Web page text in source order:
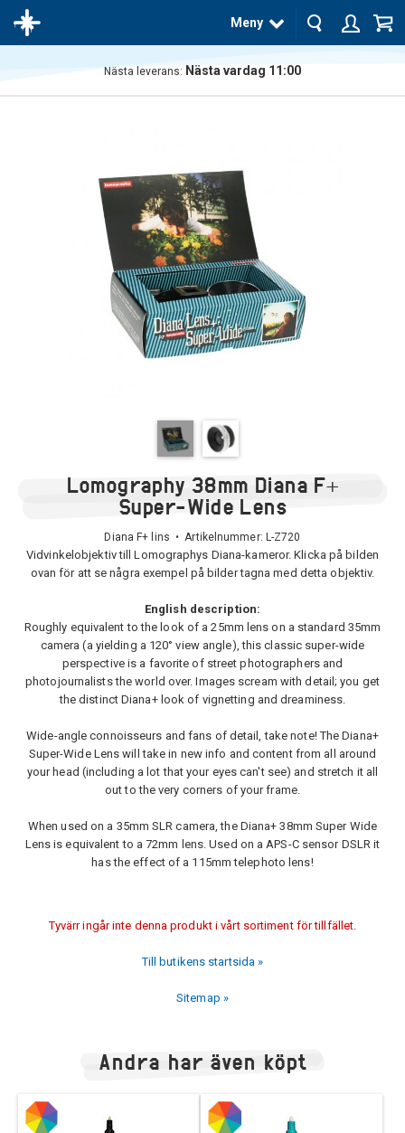
Meny
Nästa leverans: Nästa vardag 11:00
Lomography 38mm Diana F+
Super-Wide Lens
Diana F+ lins • Artikelnummer: L-Z720
Vidvinkelobjektiv till Lomographys Diana-kameror. Klicka på bilden
ovan för att se några exempel på bilder tagna med detta objektiv.
English description:
Roughly equivalent to the look of a 25mm lens on a standard 35mm
camera (a yielding a 120° view angle), this classic super-wide
perspective is a favorite of street photographers and
photojournalists the world over. Images scream with detail; you get
the distinct Diana+ look of vignetting and dreaminess.
Wide-angle connoisseurs and fans of detail, take note! The Diana+
Super-Wide Lens will take in new info and content from all around
your head (including a lot that your eyes can't see) and stretch it all
out to the very corners of your frame.
When used on a 35mm SLR camera, the Diana+ 38mm Super Wide
Lens is equivalent to a 72mm lens. Used on a APS-C sensor DSLR it
has the effect of a 115mm telephoto lens!
Tyvärr ingår inte denna produkt i vårt sortiment för tillfället.
Till butikens startsida »
Sitemap »
Andra har även köpt